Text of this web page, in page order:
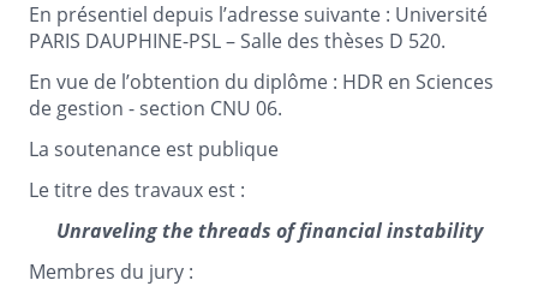
En présentiel depuis l’adresse suivante : Université
PARIS DAUPHINE-PSL – Salle des thèses D 520.
En vue de l’obtention du diplôme : HDR en Sciences
de gestion - section CNU 06.
La soutenance est publique
Le titre des travaux est :
Unraveling the threads of financial instability
Membres du jury :